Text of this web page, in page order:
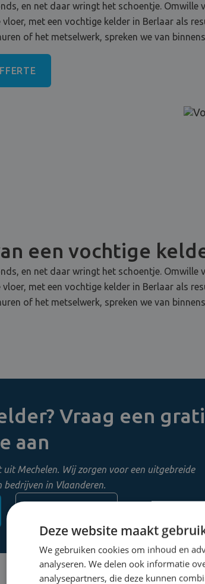
en net daar wringt het schoentje.
met een vochtige kelder in Berlaar als
of het metselwerk, spreken we van
een vochtige
en net daar wringt het schoentje.
met een vochtige kelder in Berlaar als
of het metselwerk, spreken we van
Vraag een
aan
Mechelen. Wij zorgen voor een uitgebreide
in Vlaanderen.
Deze website maakt
We gebruiken cookies om inhoud en
analyseren. We delen ook informatie
analysepartners, die deze kunnen